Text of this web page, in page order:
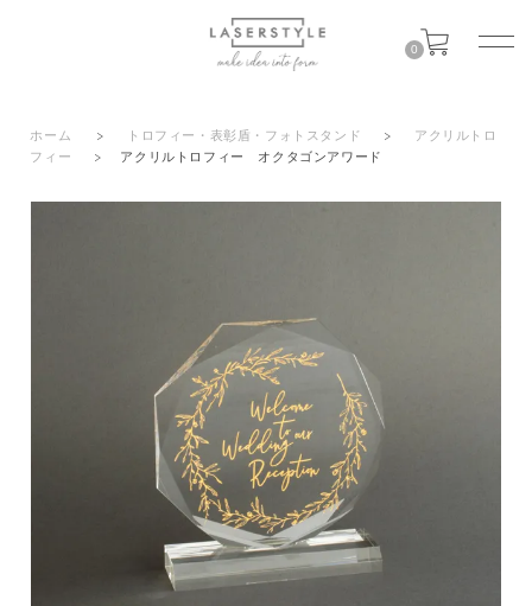
0
ホーム > トロフィー・表彰盾・フォトスタンド >
アクリルトロ
フィー
> アクリルトロフィー オクタゴンアワード